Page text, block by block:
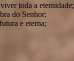
toda a eternidade;
do Senhor;
e eterna;